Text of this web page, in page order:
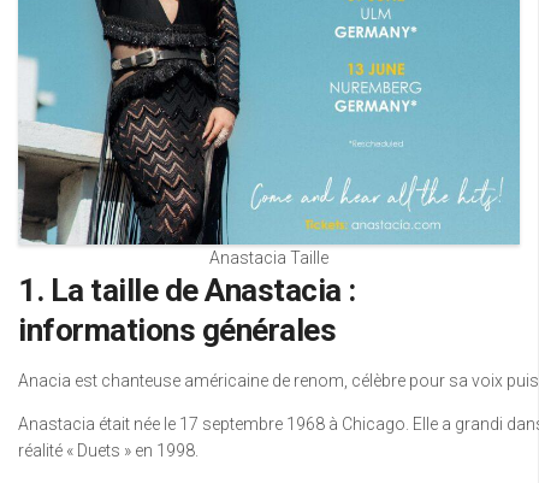
Anastacia Taille
1. La taille de Anastacia :
informations générales
Anacia est chanteuse américaine de renom, célèbre pour sa voix
Anastacia était née le 17 septembre 1968 à Chicago. Elle a grandi
réalité « Duets » en 1998.